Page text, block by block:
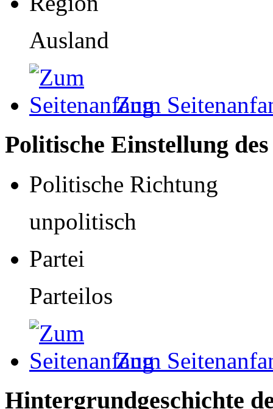
Ausland
Zum
Politische Einstellung
Politische Richtung
unpolitisch
Partei
Parteilos
Zum
Hintergrundgeschichte